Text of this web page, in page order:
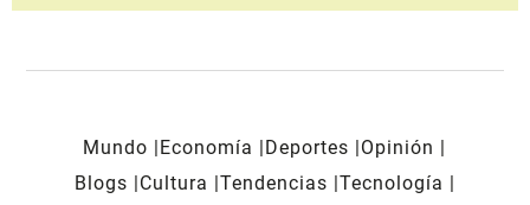
Mundo Economía Deportes
Opinión
Blogs
Cultura Tendencias Tecnología